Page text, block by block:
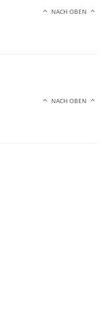
NACH OBEN
NACH OBEN